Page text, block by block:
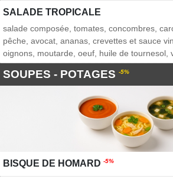
SALADE TROPICALE
salade composée, tomates, concombres,
pêche, avocat, ananas, crevettes et sauce
oignons, moutarde, oeuf, huile de tournesol,
SOUPES - POTAGES -5%
BISQUE DE HOMARD -5%